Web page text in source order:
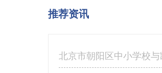
推荐资讯
北京市朝阳区中小学校